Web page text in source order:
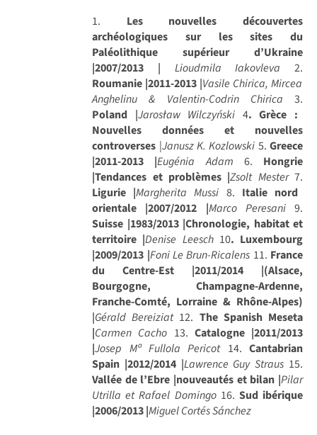
1. Les nouvelles découvertes
archéologiques sur les sites du
Paléolithique supérieur d’Ukraine
|2007/2013 | Lioudmila Iakovleva 2.
Roumanie |2011-2013 |Vasile Chirica, Mircea
Anghelinu & Valentin-Codrin Chirica 3.
Poland |Jarosław Wilczyński 4. Grèce :
Nouvelles données et nouvelles
controverses |Janusz K. Kozlowski 5. Greece
|2011-2013 |Eugénia Adam 6. Hongrie
|Tendances et problèmes |Zsolt Mester7.
Ligurie |Margherita Mussi 8. Italie nord
orientale |2007/2012 |Marco Peresani9.
Suisse |1983/2013 |Chronologie, habitat et
territoire |Denise Leesch10. Luxembourg
|2009/2013 |Foni Le Brun-Ricalens 11. France
du Centre-Est |2011/2014 |(Alsace,
Bourgogne, Champagne-Ardenne,
Franche-Comté, Lorraine & Rhône-Alpes)
|Gérald Bereiziat12. The Spanish Meseta
|Carmen Cacho 13. Catalogne |2011/2013
|Josep Mª Fullola Pericot14. Cantabrian
Spain |2012/2014 |Lawrence Guy Straus 15.
Vallée de l’Ebre |nouveautés et bilan |Pilar
Utrilla et Rafael Domingo16. Sud ibérique
|2006/2013 |Miguel Cortés Sánchez